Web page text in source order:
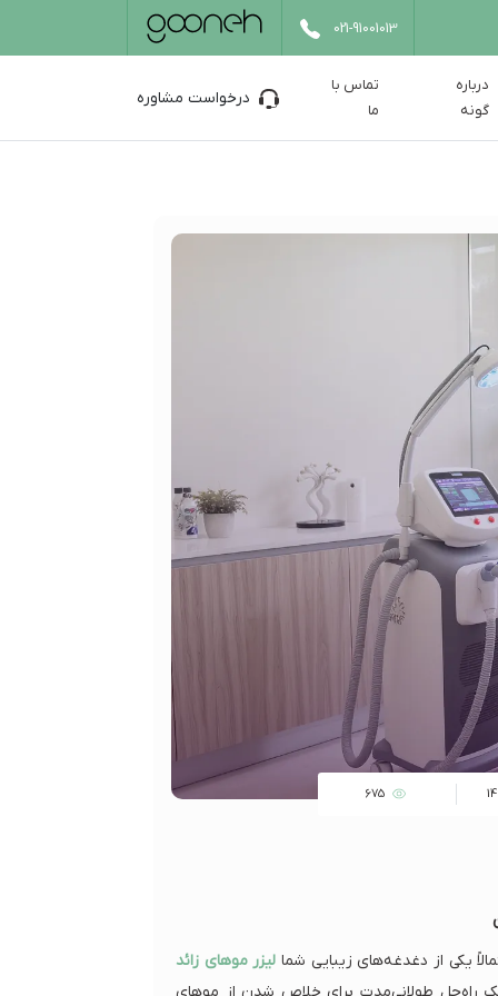
021-91001013
درباره
گونه
تماس با
ما
درخواست مشاوره
675
یکی از دغدغه‌های زیبایی شما لیزر موهای زائد
راه‌حل طولانی‌مدت برای خلاص شدن از موهای